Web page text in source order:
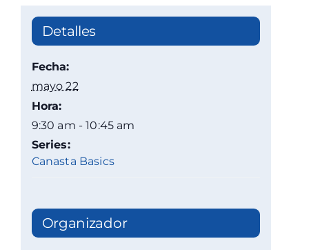
Detalles
Fecha:
mayo 22
Hora:
9:30 am - 10:45 am
Series:
Canasta Basics
Organizador